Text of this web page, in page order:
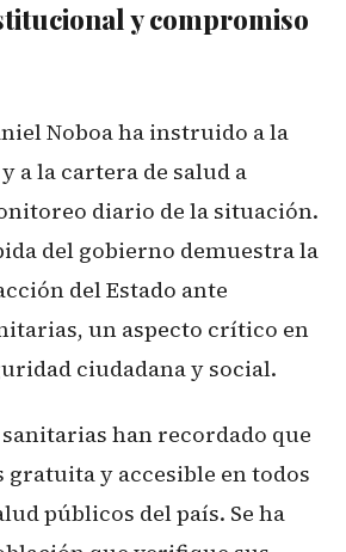
y compromiso
Noboa ha instruido a la
a la cartera de salud a
diario de la situación.
del gobierno demuestra la
del Estado ante
un aspecto crítico en
ciudadana y social.
han recordado que
gratuita y accesible en todos
públicos del país. Se ha